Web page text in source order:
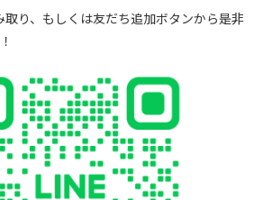
取り、もしくは友だち追加ボタンから是非